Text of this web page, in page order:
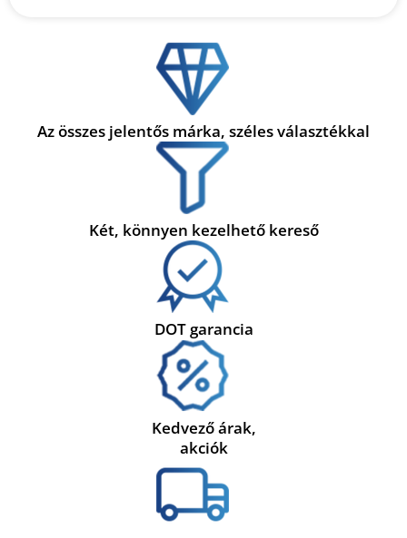
Az összes jelentős márka, széles választékkal
Két, könnyen kezelhető kereső
DOT garancia
Kedvező árak,
akciók